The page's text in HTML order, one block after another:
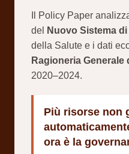
Il Policy Paper
del
Nuovo Sistema
della Salute e i dati
Ragioneria Generale
2020–2024.
Più risorse non
ora è la